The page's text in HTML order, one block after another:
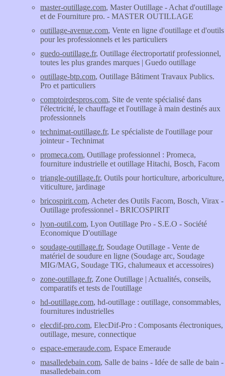
master-outillage.com, Master Outillage - Achat d'outillage
et de Fourniture pro. - MASTER OUTILLAGE
outillage-avenue.com, Vente en ligne d'outillage et d'outils
pour les professionnels et les particuliers
guedo-outillage.fr, Outillage électroportatif professionnel,
toutes les plus grandes marques | Guedo outillage
outillage-btp.com, Outillage Bâtiment Travaux Publics.
Pro et particuliers
comptoirdespros.com, Site de vente spécialisé dans
l'électricité, le chauffage et l'outillage à main destinés aux
professionnels
technimat-outillage.fr, Le spécialiste de l'outillage pour
jointeur - Technimat
promeca.com, Outillage professionnel : Promeca,
fourniture industrielle et outillage Hitachi, Bosch, Facom
triangle-outillage.fr, Outils pour horticulture, arboriculture,
viticulture, jardinage
bricospirit.com, Acheter des Outils Facom, Bosch, Virax -
Outillage professionnel - BRICOSPIRIT
lyon-outil.com, Lyon Outillage Pro - S.E.O - Société
Economique D'outillage
soudage-outillage.fr, Soudage Outillage - Vente de
matériel de soudure en ligne (Soudage arc, Soudage
MIG/MAG, Soudage TIG, chalumeaux et accessoires)
zone-outillage.fr, Zone Outillage | Actualités, conseils,
comparatifs et tests de l'outillage
hd-outillage.com, hd-outillage : outillage, consommables,
fournitures industrielles
elecdif-pro.com, ElecDif-Pro : Composants électroniques,
outillage, mesure, connectique
espace-emeraude.com, Espace Emeraude
masalledebain.com, Salle de bains - Idée de salle de bain -
masalledebain.com